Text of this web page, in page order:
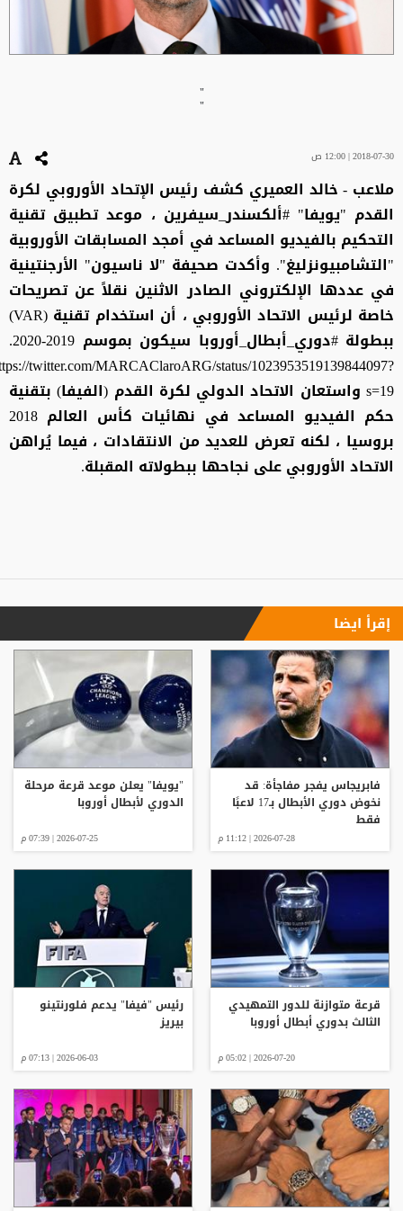
"
"
2018-07-30 | 12:00 ص
ملاعب - خالد العميري كشف رئيس الإتحاد الأوروبي لكرة
القدم "يويفا" #ألكسندر_سيفرين ، موعد تطبيق تقنية
التحكيم بالفيديو المساعد في أمجد المسابقات الأوروبية
"التشامبيونزليغ". وأكدت صحيفة "لا ناسيون" الأرجنتينية
في عددها الإلكتروني الصادر الاثنين نقلاً عن تصريحات
خاصة لرئيس الاتحاد الأوروبي ، أن استخدام تقنية (VAR)
ببطولة #دوري_أبطال_أوروبا سيكون بموسم 2019-2020.
twitter.com/MARCAClaroARG/status/1023953519139844097?
s=19 واستعان الاتحاد الدولي لكرة القدم (الفيفا) بتقنية
حكم الفيديو المساعد في نهائيات كأس العالم 2018
بروسيا ، لكنه تعرض للعديد من الانتقادات ، فيما يُراهن
الاتحاد الأوروبي على نجاحها ببطولاته المقبلة.
إقرأ ايضا
فابريجاس يفجر مفاجأة: قد
نخوض دوري الأبطال بـ17 لاعبًا
فقط
2026-07-28 | 11:12 م
"يويفا" يعلن موعد قرعة مرحلة
الدوري لأبطال أوروبا
2026-07-25 | 07:39 م
قرعة متوازنة للدور التمهيدي
الثالث بدوري أبطال أوروبا
2026-07-20 | 05:02 م
رئيس "فيفا" يدعم فلورنتينو
بيريز
2026-06-03 | 07:13 م